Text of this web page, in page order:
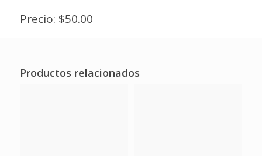
Precio: $50.00
Productos relacionados